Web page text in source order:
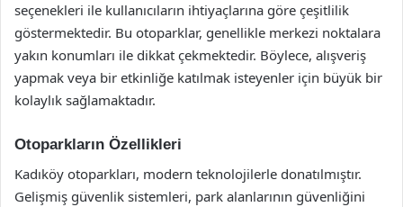
seçenekleri ile kullanıcıların ihtiyaçlarına göre çeşitlilik
göstermektedir. Bu otoparklar, genellikle merkezi noktalara
yakın konumları ile dikkat çekmektedir. Böylece, alışveriş
yapmak veya bir etkinliğe katılmak isteyenler için büyük bir
kolaylık sağlamaktadır.
Otoparkların Özellikleri
Kadıköy otoparkları, modern teknolojilerle donatılmıştır.
Gelişmiş güvenlik sistemleri, park alanlarının güvenliğini